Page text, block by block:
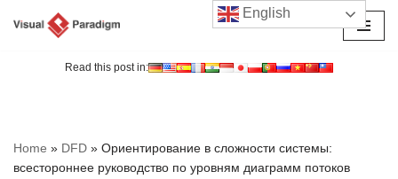
Read this post in:
Home » DFD » Ориентирование в сложности системы:
всестороннее руководство по уровням диаграмм потоков
English